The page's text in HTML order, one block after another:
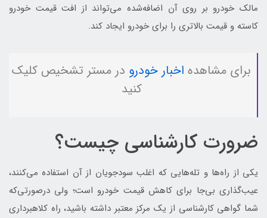
مالک خودرو بر روی آن اضافه‌شده می‌تواند از افت قیمت خودرو
کاسته و قیمت بالاتری را برای خودرو ایجاد کند.
برای مشاهده اخبار خودرو در مستر تشخیص کلیک
کنید
ضرورت کارشناسی چیست؟
یکی از راه‌ها و تله‌هایی که اغلب سودجویان از آن استفاده می‌کنند،
عیب‌گذاری بی‌جا برای کاهش قیمت خودرو است؛ ولی درصورتی‌که
شما گواهی کارشناسی از یک مرکز معتبر داشته باشید، راه کلاهبرداری